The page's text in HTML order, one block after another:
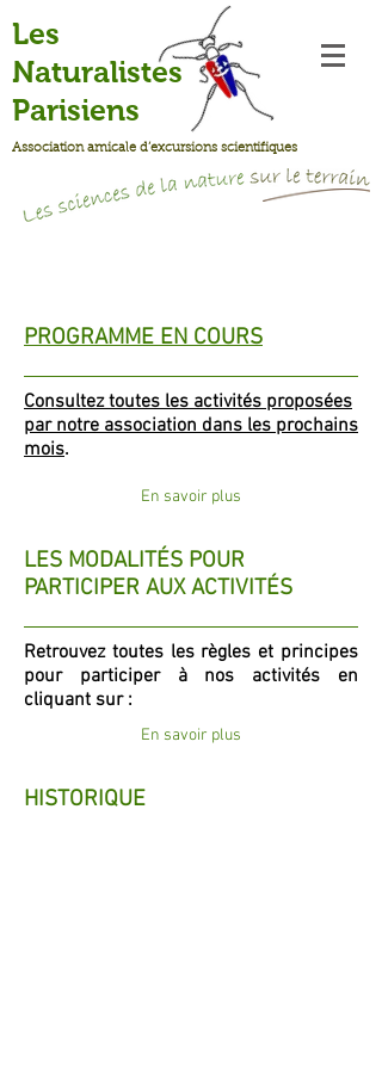
Les
Naturalistes
Parisiens
Association amicale d’excursions scientifiques
PROGRAMME EN COURS
Consultez toutes les activités proposées
par notre association dans les prochains
mois.
En savoir plus
LES MODALITÉS POUR
PARTICIPER AUX ACTIVITÉS
Retrouvez toutes les règles et principes
pour participer à nos activités en
cliquant sur :
En savoir plus
HISTORIQUE